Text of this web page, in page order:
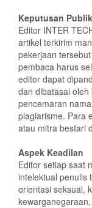
Keputusan
Editor INTER
artikel terkirim
pekerjaan
pembaca harus
editor dapat
dan dibatasai
pencemaran
plagiarisme. Para
atau mitra bestari
Aspek Keadilan
Editor setiap saat
intelektual penulis
orientasi seksual,